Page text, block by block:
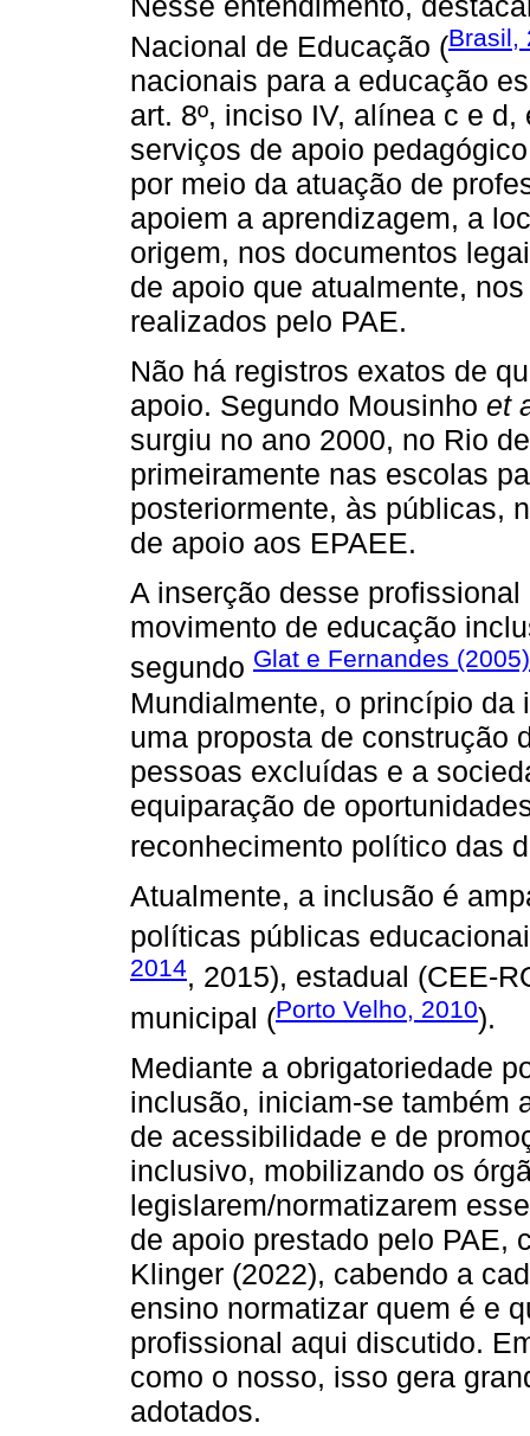
Nacional de Educação (Brasil,
nacionais para a educação
art. 8º, inciso IV, alínea c e
serviços de apoio
por meio da atuação de
apoiem a aprendizagem, a
origem, nos documentos
de apoio que atualmente,
realizados pelo PAE.
Não há registros exatos de
apoio. Segundo Mousinho et
surgiu no ano 2000, no Rio
primeiramente nas escolas
posteriormente, às públicas,
de apoio aos EPAEE.
A inserção desse
movimento de educação
segundo Glat e Fernandes (2005)
Mundialmente, o princípio
uma proposta de construção
pessoas excluídas e a
equiparação de
reconhecimento político das
Atualmente, a inclusão é
políticas públicas
2014, 2015), estadual (CEE-
municipal (Porto Velho, 2010).
Mediante a obrigatoriedade
inclusão, iniciam-se também
de acessibilidade e de
inclusivo, mobilizando os
legislarem/normatizarem
de apoio prestado pelo PAE,
Klinger (2022), cabendo a
ensino normatizar quem é e
profissional aqui discutido.
como o nosso, isso gera
adotados.